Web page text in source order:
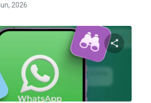
2026